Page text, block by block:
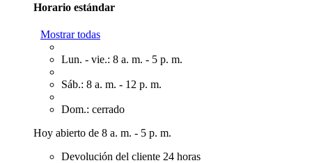
Horario estándar
Mostrar todas
Lun. - vie.: 8 a. m. - 5 p. m.
Sáb.: 8 a. m. - 12 p. m.
Dom.: cerrado
Hoy abierto de 8 a. m. - 5 p. m.
Devolución del cliente 24 horas